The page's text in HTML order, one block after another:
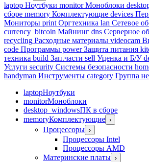
laptop Ноутбуки monitor Моноблоки
сборе memory Комплектующие devices
Мониторы print Оргтехника lan Сетевое
currency_bitcoin Майнинг dns Серверное
recycling Расходные материалы videocam
code Программы power Защита питания
техника build Зап.части sell Уценка и Б/У
Услуги security Системы безопасности
handyman Инструменты category Группа
laptopНоутбуки
monitorМоноблоки
desktop_windowsПК в сборе
memoryКомплектующие ›
Процессоры ›
Процессоры Intel
Процессоры AMD
Материнские платы ›